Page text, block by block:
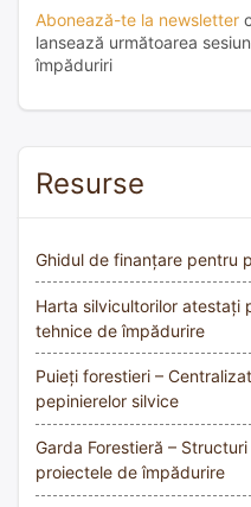
Abonează-te la newsletter
lansează următoarea
împăduriri
Resurse
Ghidul de finanțare pentru
Harta silvicultorilor atestați
tehnice de împădurire
Puieți forestieri –
pepinierelor silvice
Garda Forestieră –
proiectele de împădurire